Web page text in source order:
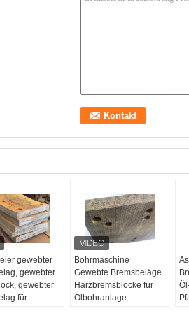
gewebter
gewebter
gewebter
für
Bohrmaschine
Gewebte Bremsbeläge
Harzbremsblöcke für
Ölbohranlage